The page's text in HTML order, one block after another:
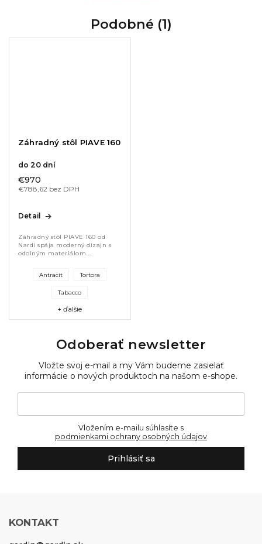
Podobné (1)
Záhradný stôl PIAVE 160
do 20 dní
€788,62 bez DPH
€970
Detail
Záhradný stôl PIAVE 160 od
Nardi spája moderný dizajn s
odolným materiálom.
životnosť. Rozmery 160 × 90 ×
Antracit Tortora
Tabacco
+ ďalšie
Odoberať newsletter
Vložte svoj e-mail a my Vám budeme zasielať
informácie o nových produktoch na našom e-shope.
podmienkami ochrany osobných údajov
Prihlásiť sa
KONTAKT